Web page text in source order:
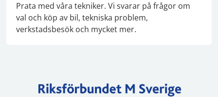
Prata med våra tekniker. Vi svarar på frågor om
val och köp av bil, tekniska problem,
verkstadsbesök och mycket mer.